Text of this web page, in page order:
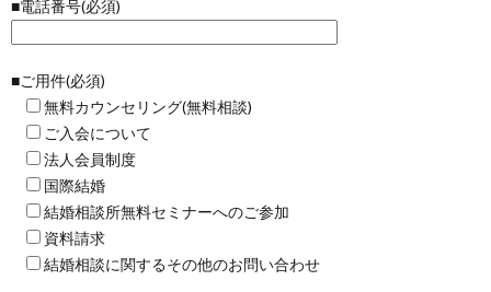
■電話番号(必須)
■ご用件(必須)
無料カウンセリング(無料相談)
ご入会について
法人会員制度
国際結婚
結婚相談所無料セミナーへのご参加
資料請求
結婚相談に関するその他のお問い合わせ